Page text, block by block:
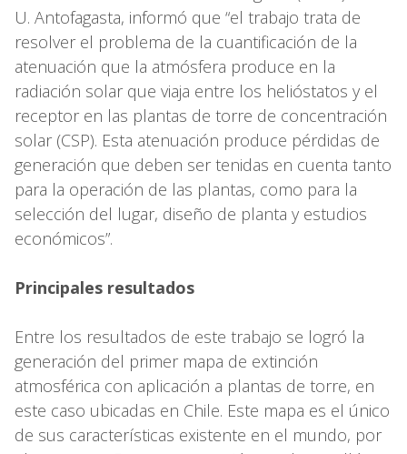
U. Antofagasta, informó que “el trabajo trata de
resolver el problema de la cuantificación de la
atenuación que la atmósfera produce en la
radiación solar que viaja entre los helióstatos y el
receptor en las plantas de torre de concentración
solar (CSP). Esta atenuación produce pérdidas de
generación que deben ser tenidas en cuenta tanto
para la operación de las plantas, como para la
selección del lugar, diseño de planta y estudios
económicos”.
Principales resultados
Entre los resultados de este trabajo se logró la
generación del primer mapa de extinción
atmosférica con aplicación a plantas de torre, en
este caso ubicadas en Chile. Este mapa es el único
de sus características existente en el mundo, por